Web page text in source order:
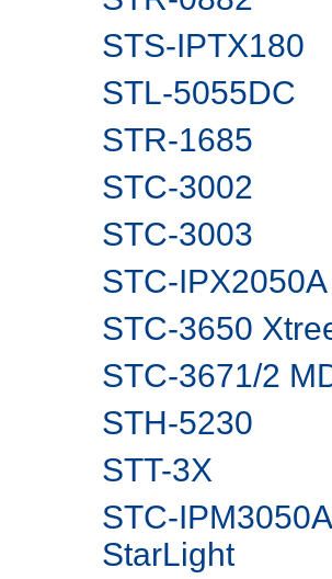
STS-IPTX180
STL-5055DC
STR-1685
STC-3002
STC-3003
STC-IPX2050A
STC-3650
STC-3671/2
STH-5230
STT-3X
STC-IPM3050A
StarLight